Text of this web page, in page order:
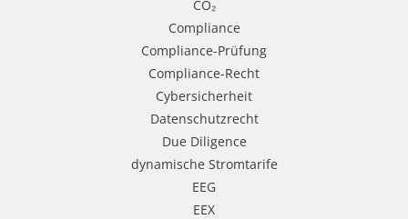
CO₂
Compliance
Compliance-Prüfung
Compliance-Recht
Cybersicherheit
Datenschutzrecht
Due Diligence
dynamische Stromtarife
EEG
EEX